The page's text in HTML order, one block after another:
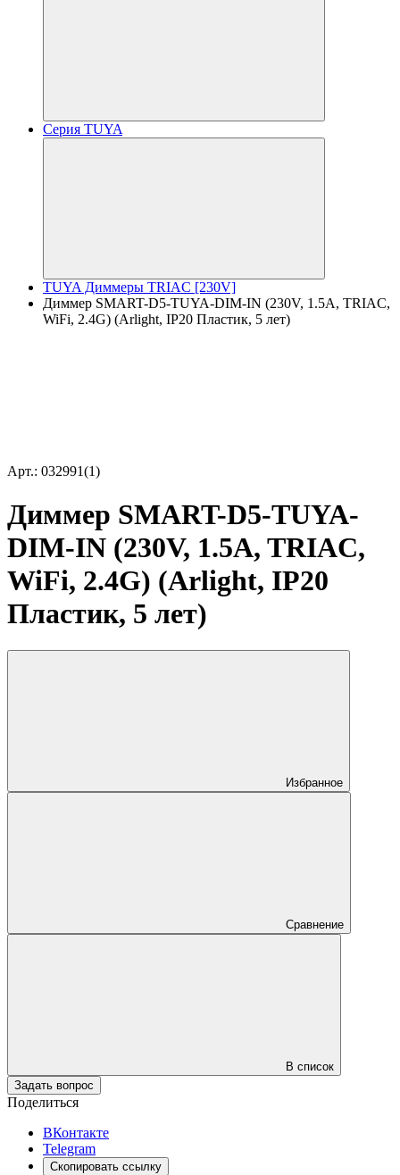
Серия TUYA
TUYA Диммеры TRIAC [230V]
Диммер SMART-D5-TUYA-DIM-IN (230V, 1.5A, TRIAC,
WiFi, 2.4G) (Arlight, IP20 Пластик, 5 лет)
Арт.: 032991(1)
Диммер SMART-D5-TUYA-
DIM-IN (230V, 1.5A, TRIAC,
WiFi, 2.4G) (Arlight, IP20
Пластик, 5 лет)
Избранное
Сравнение
В список
Задать вопрос
Поделиться
ВКонтакте
Telegram
Скопировать ссылку